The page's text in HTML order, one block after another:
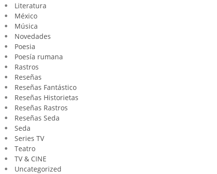
Literatura
México
Música
Novedades
Poesia
Poesía rumana
Rastros
Reseñas
Reseñas Fantástico
Reseñas Historietas
Reseñas Rastros
Reseñas Seda
Seda
Series TV
Teatro
TV & CINE
Uncategorized